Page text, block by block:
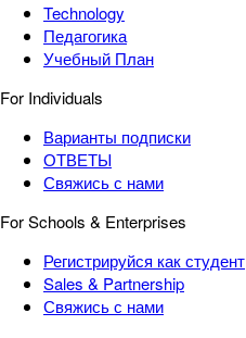
Technology
Педагогика
Учебный План
For Individuals
Варианты подписки
ОТВЕТЫ
Свяжись с нами
For Schools & Enterprises
Регистрируйся как студент
Sales & Partnership
Свяжись с нами